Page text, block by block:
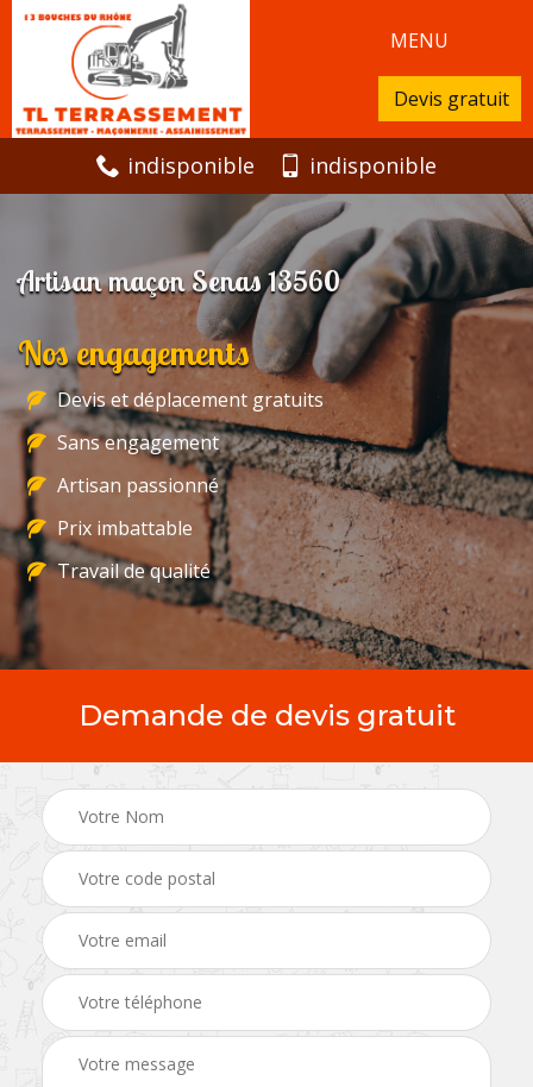
MENU
Devis gratuit
indisponible indisponible
Artisan maçon Senas 13560
Nos engagements
Devis et déplacement gratuits
Sans engagement
Artisan passionné
Prix imbattable
Travail de qualité
Demande de devis gratuit